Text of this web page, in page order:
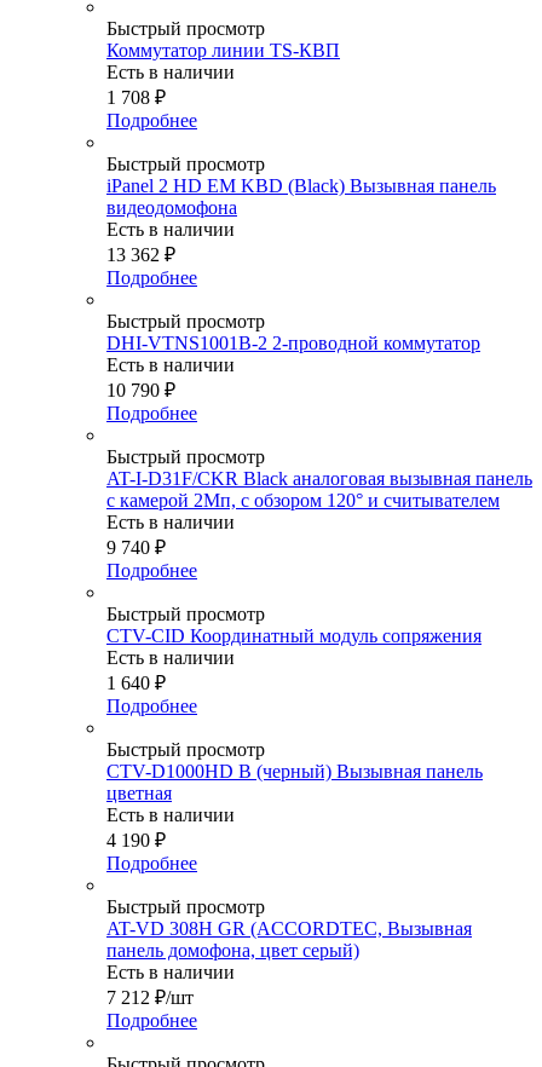
Быстрый просмотр
Коммутатор линии TS-КВП
Есть в наличии
1 708 ₽
Подробнее
Быстрый просмотр
iPanel 2 HD EM KBD (Black) Вызывная панель
видеодомофона
Есть в наличии
13 362 ₽
Подробнее
Быстрый просмотр
DHI-VTNS1001B-2 2-проводной коммутатор
Есть в наличии
10 790 ₽
Подробнее
Быстрый просмотр
AT-I-D31F/CKR Black аналоговая вызывная панель
с камерой 2Мп, с обзором 120° и считывателем
Есть в наличии
9 740 ₽
Подробнее
Быстрый просмотр
CTV-CID Координатный модуль сопряжения
Есть в наличии
1 640 ₽
Подробнее
Быстрый просмотр
CTV-D1000HD B (черный) Вызывная панель
цветная
Есть в наличии
4 190 ₽
Подробнее
Быстрый просмотр
AT-VD 308H GR (ACCORDTEC, Вызывная
панель домофона, цвет серый)
Есть в наличии
7 212 ₽/шт
Подробнее